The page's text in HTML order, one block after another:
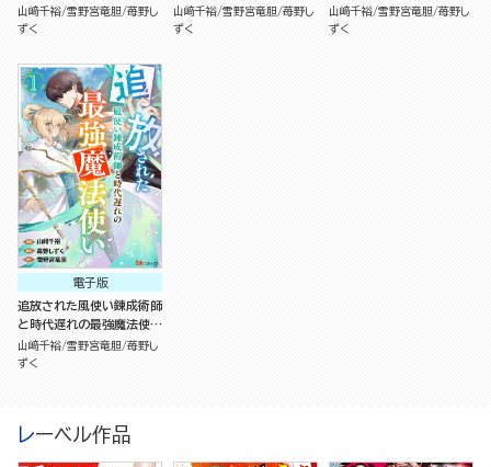
（3）
山﨑千裕 雪野宮竜胆 苺野し
ずく
（4）
山﨑千裕 雪野宮竜胆 苺野し
ずく
（2）
山﨑千裕 雪野宮竜胆 苺野し
ずく
電子版
追放された風使い錬成術師
と時代遅れの最強魔法使い
（分冊版）
山﨑千裕 雪野宮竜胆 苺野し
ずく
レーベル作品